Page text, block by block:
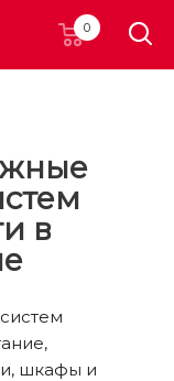
0
в
шкафы и